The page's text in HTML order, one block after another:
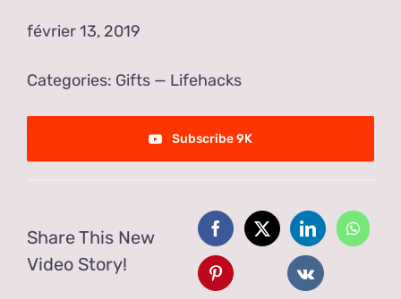
février 13, 2019
Categories: Gifts— Lifehacks
Subscribe 9K
Share This New
Video Story!